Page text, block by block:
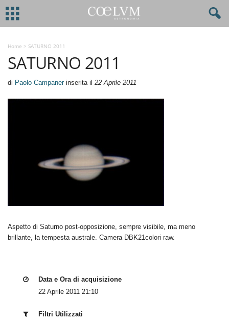
Home > SATURNO 2011
SATURNO 2011
di Paolo Campanerinserita il 22 Aprile 2011
Aspetto di Saturno post-opposizione, sempre visibile, ma meno
brillante, la tempesta australe. Camera DBK21colori raw.
Data e Ora di acquisizione
22 Aprile 2011 21:10
Filtri Utilizzati